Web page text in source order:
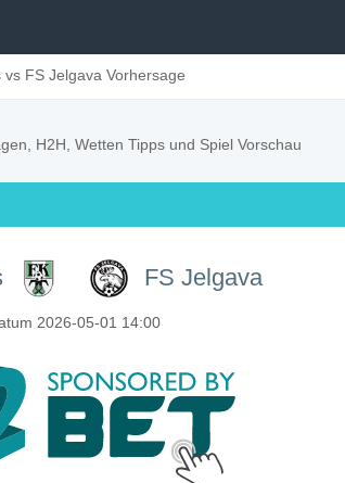
vs FS Jelgava Vorhersage
H2H, Wetten Tipps und Spiel Vorschau
FS Jelgava
2026-05-01 14:00